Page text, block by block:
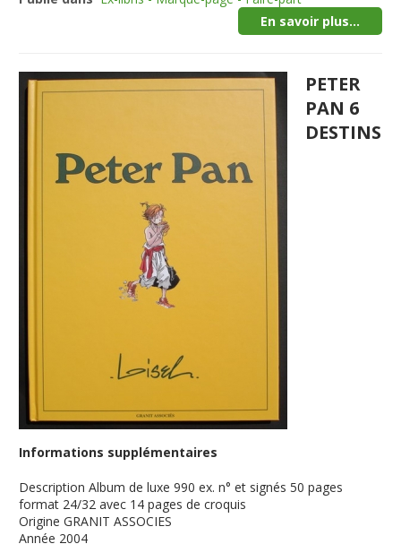
En savoir plus...
PETER
PAN 6
DESTINS
Informations supplémentaires
Description Album de luxe 990 ex. n° et signés 50 pages
format 24/32 avec 14 pages de croquis
Origine GRANIT ASSOCIES
Année 2004